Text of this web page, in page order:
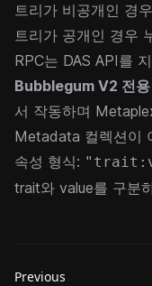
트리가 비공개인 경
트리가 공개인 경우
RPC는 DAS API를
Bubblegum V2 전용
서 작동하며
Metadata 컬렉션이
속성 형식:
trait와 value를 구분
Previous